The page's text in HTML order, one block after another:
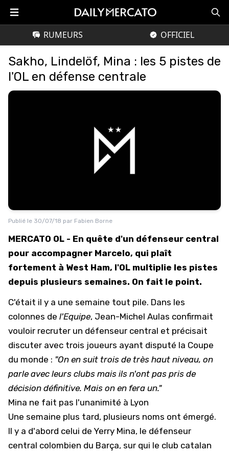
RUMEURS OFFICIEL
Sakho, Lindelöf, Mina : les 5 pistes de
l'OL en défense centrale
Publié le 30/07/18 par Fabien Borne
MERCATO OL - En quête d'un défenseur central
pour accompagner Marcelo, qui plaît
fortement à West Ham, l'OL multiplie les pistes
depuis plusieurs semaines. On fait le point.
C'était il y a une semaine tout pile. Dans les
colonnes de l'Equipe, Jean-Michel Aulas confirmait
vouloir recruter un défenseur central et précisait
discuter avec trois joueurs ayant disputé la Coupe
du monde : "On en suit trois de très haut niveau, on
parle avec leurs clubs mais ils n'ont pas pris de
décision définitive. Mais on en fera un."
Mina ne fait pas l'unanimité à Lyon
Une semaine plus tard, plusieurs noms ont émergé.
Il y a d'abord celui de Yerry Mina, le défenseur
central colombien du Barça, sur qui le club catalan